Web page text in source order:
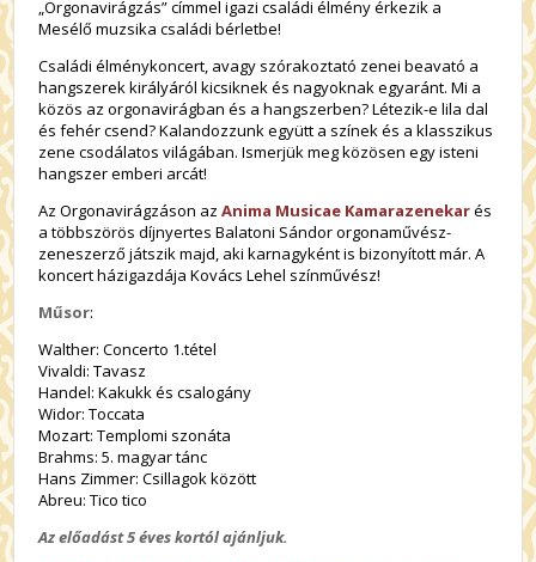
„Orgonavirágzás” címmel igazi családi élmény érkezik a
Mesélő muzsika családi bérletbe!
Családi élménykoncert, avagy szórakoztató zenei beavató a
hangszerek királyáról kicsiknek és nagyoknak egyaránt. Mi a
közös az orgonavirágban és a hangszerben? Létezik-e lila dal
és fehér csend? Kalandozzunk együtt a színek és a klasszikus
zene csodálatos világában. Ismerjük meg közösen egy isteni
hangszer emberi arcát!
Az Orgonavirágzáson azAnima Musicae Kamarazenekarés
a többszörös díjnyertes Balatoni Sándor orgonaművész-
zeneszerző játszik majd, aki karnagyként is bizonyított már. A
koncert házigazdája Kovács Lehel színművész!
Műsor:
Walther: Concerto 1.tétel
Vivaldi: Tavasz
Handel: Kakukk és csalogány
Widor: Toccata
Mozart: Templomi szonáta
Brahms: 5. magyar tánc
Hans Zimmer: Csillagok között
Abreu: Tico tico
Az előadást 5 éves kortól ajánljuk.